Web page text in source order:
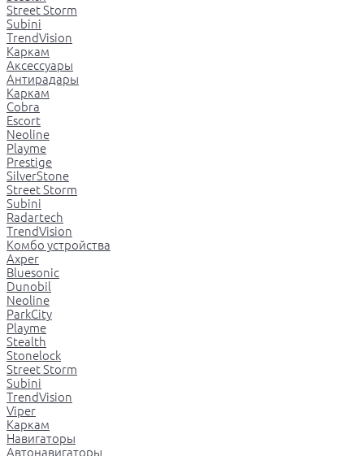
Street Storm
Subini
TrendVision
Каркам
Аксессуары
Антирадары
Каркам
Cobra
Escort
Neoline
Playme
Prestige
SilverStone
Street Storm
Subini
Radartech
TrendVision
Комбо устройства
Axper
Bluesonic
Dunobil
Neoline
ParkCity
Playme
Stealth
Stonelock
Street Storm
Subini
TrendVision
Viper
Каркам
Навигаторы
Автонавигаторы